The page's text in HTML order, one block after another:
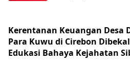
Kerentanan Keuangan Desa
Para Kuwu di Cirebon
Edukasi Bahaya Kejahatan